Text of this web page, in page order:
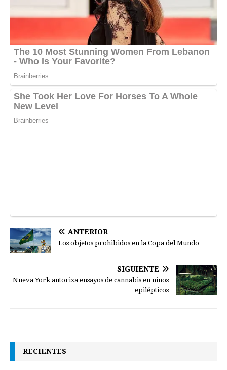
ANTERIOR
Los objetos prohibidos en la Copa del Mundo
SIGUIENTE
Nueva York autoriza ensayos de cannabis en niños
epilépticos
RECIENTES